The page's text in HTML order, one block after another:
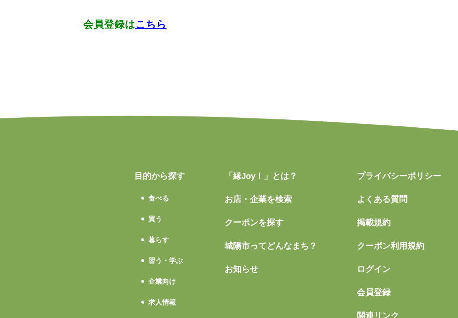
会員登録はこちら
目的から探す
食べる
買う
暮らす
習う・学ぶ
企業向け
求人情報
「縁Joy！」とは？
お店・企業を検索
クーポンを探す
城陽市ってどんなまち？
お知らせ
プライバシーポリシー
よくある質問
掲載規約
クーポン利用規約
ログイン
会員登録
関連リンク